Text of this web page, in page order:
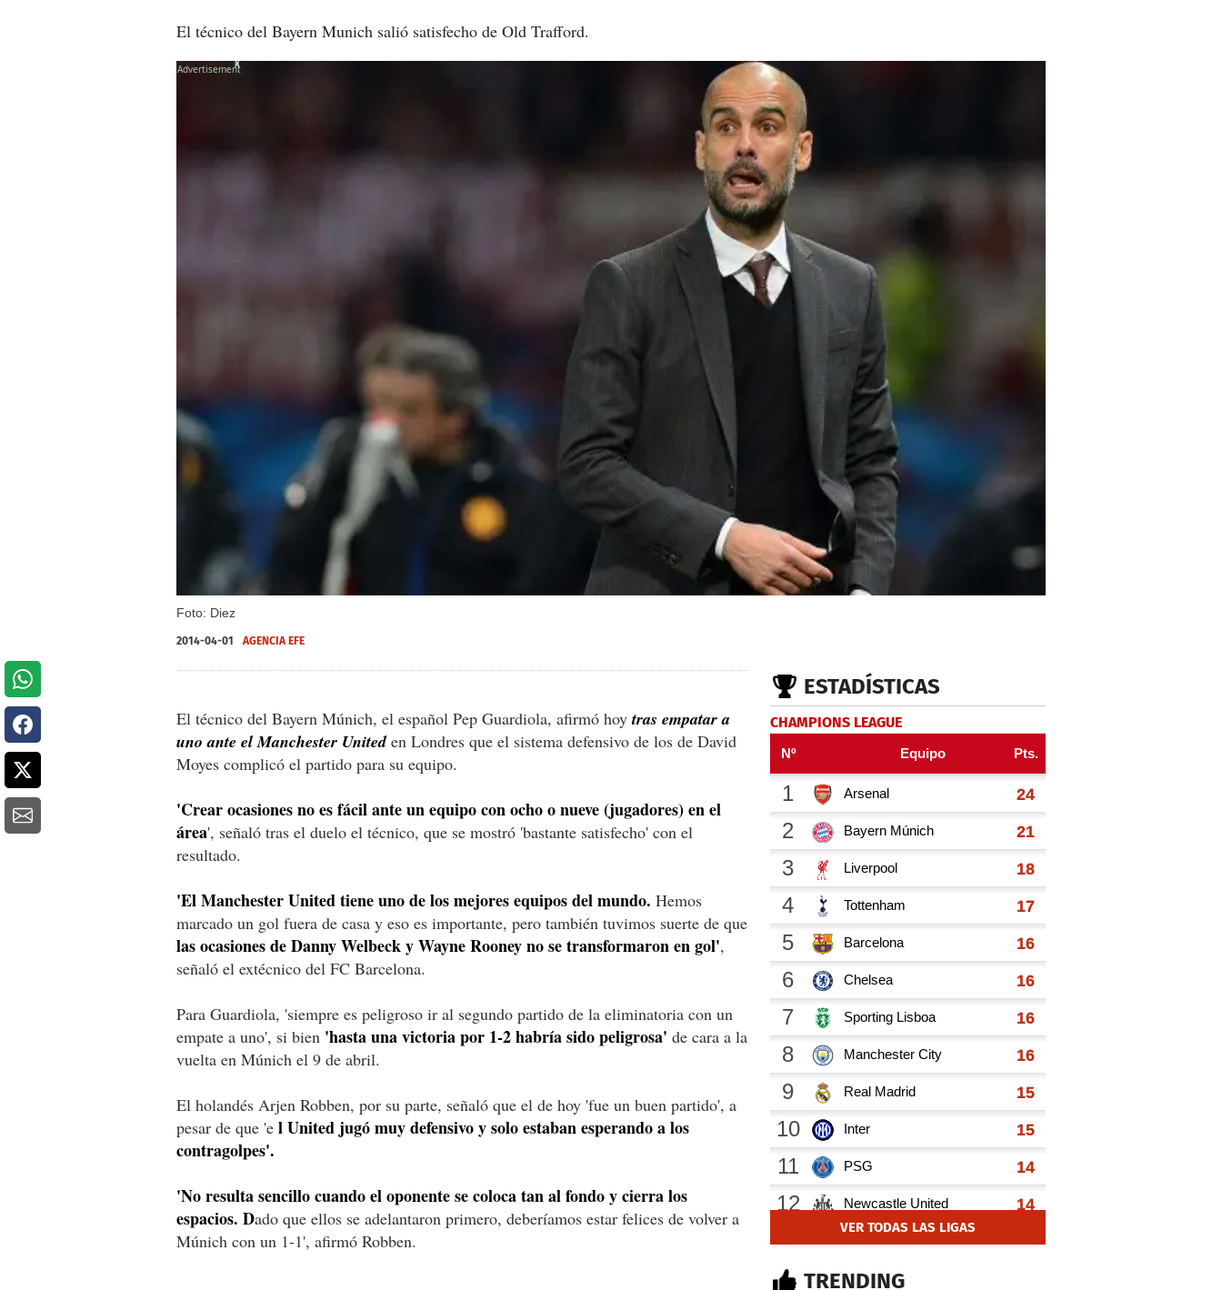
El técnico del Bayern Munich salió satisfecho de Old Trafford.
Foto: Diez
X
2014-04-01 AGENCIA EFE
El técnico del Bayern Múnich, el español Pep Guardiola, afirmó hoytras empatar a
uno ante el Manchester United en Londres que el sistema defensivo de los de David
Moyes complicó el partido para su equipo.
'Crear ocasiones no es fácil ante un equipo con ocho o nueve (jugadores) en el
área', señaló tras el duelo el técnico, que se mostró 'bastante satisfecho' con el
resultado.
'El Manchester United tiene uno de los mejores equipos del mundo. Hemos
marcado un gol fuera de casa y eso es importante, pero también tuvimos suerte de que
las ocasiones de Danny Welbeck y Wayne Rooney no se transformaron en gol',
señaló el extécnico del FC Barcelona.
Para Guardiola, 'siempre es peligroso ir al segundo partido de la eliminatoria con un
empate a uno', si bien 'hasta una victoria por 1-2 habría sido peligrosa' de cara a la
vuelta en Múnich el 9 de abril.
El holandés Arjen Robben, por su parte, señaló que el de hoy 'fue un buen partido', a
pesar de que 'e l United jugó muy defensivo y solo estaban esperando a los
contragolpes'.
'No resulta sencillo cuando el oponente se coloca tan al fondo y cierra los
espacios. Dado que ellos se adelantaron primero, deberíamos estar felices de volver a
Múnich con un 1-1', afirmó Robben.
ESTADÍSTICAS
CHAMPIONS LEAGUE
VER TODAS LAS LIGAS
TRENDING